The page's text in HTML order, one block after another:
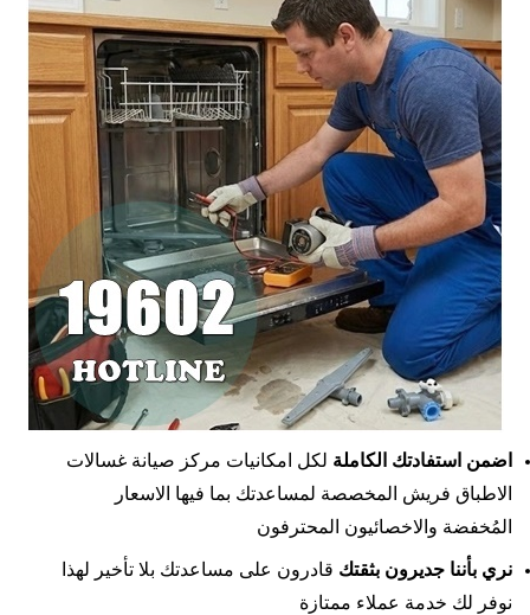
اضمن استفادتك الكاملة لكل امكانيات مركز صيانة غسالات
الاطباق فريش المخصصة لمساعدتك بما فيها الاسعار
المُخفضة والاخصائيون المحترفون
نري بأننا جديرون بثقتك قادرون على مساعدتك بلا تأخير لهذا
نوفر لك خدمة عملاء ممتازة